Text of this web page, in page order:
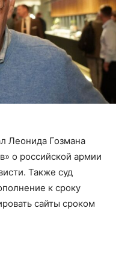
Леонида Гозмана
о российской армии
Также суд
к сроку
сайты сроком